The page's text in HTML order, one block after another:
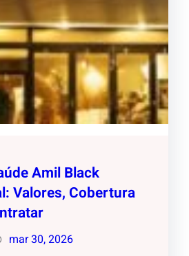
Amil Black
Valores, Cobertura
mar 30, 2026